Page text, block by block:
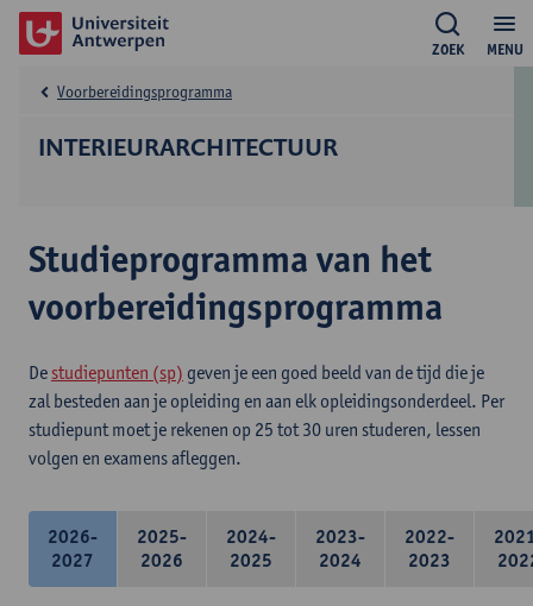
MENU
ZOEK
INTERIEURARCHITECTUUR
Voorbereidingsprogramma
Studieprogramma van het
voorbereidingsprogramma
De studiepunten (sp) geven je een goed beeld van de tijd die je
zal besteden aan je opleiding en aan elk opleidingsonderdeel. Per
studiepunt moet je rekenen op 25 tot 30 uren studeren, lessen
volgen en examens afleggen.
2026-
2027
2025-
2026
2024-
2025
2023-
2024
2022-
2023